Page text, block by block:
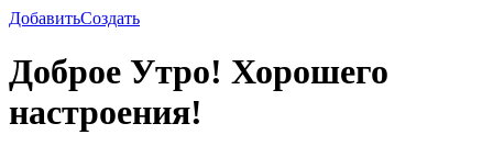
ДобавитьСоздать
Доброе Утро! Хорошего
настроения!